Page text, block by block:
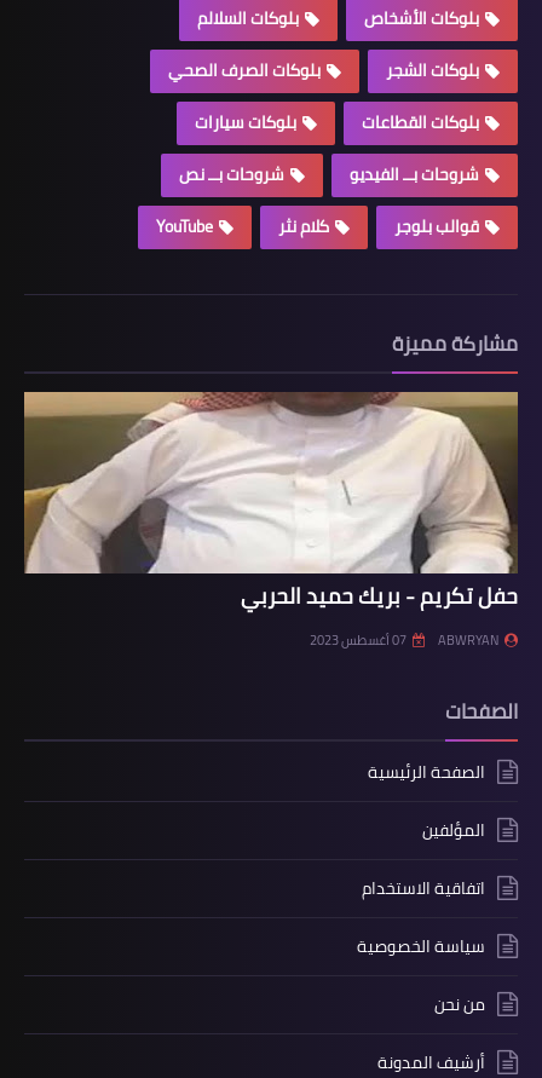
بلوكات الأشخاص
بلوكات السلالم
بلوكات الشجر
بلوكات الصرف الصحي
بلوكات القطاعات
بلوكات سيارات
شروحات بــ الفيديو
شروحات بــ نص
قوالب بلوجر
كلام نثر YouTube
مشاركة مميزة
حفل تكريم - بريك حميد الحربي
ABWRYAN 07 أغسطس 2023
الصفحات
الصفحة الرئيسية
المؤلفين
اتفاقية الاستخدام
سياسة الخصوصية
من نحن
أرشيف المدونة